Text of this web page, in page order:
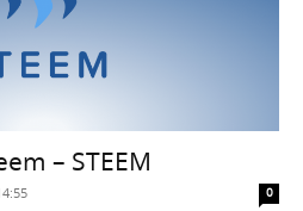
– STEEM
0